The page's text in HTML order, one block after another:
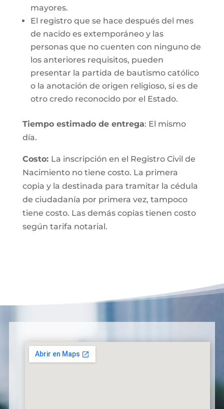
mayores.
El registro que se hace después del mes
de nacido es extemporáneo y las
personas que no cuenten con ninguno de
los anteriores requisitos, pueden
presentar la partida de bautismo católico
o la anotación de origen religioso, si es de
otro credo reconocido por el Estado.
Tiempo estimado de entrega: El mismo
día.
Costo: La inscripción en el Registro Civil de
Nacimiento no tiene costo. La primera
copia y la destinada para tramitar la cédula
de ciudadanía por primera vez, tampoco
tiene costo. Las demás copias tienen costo
según tarifa notarial.